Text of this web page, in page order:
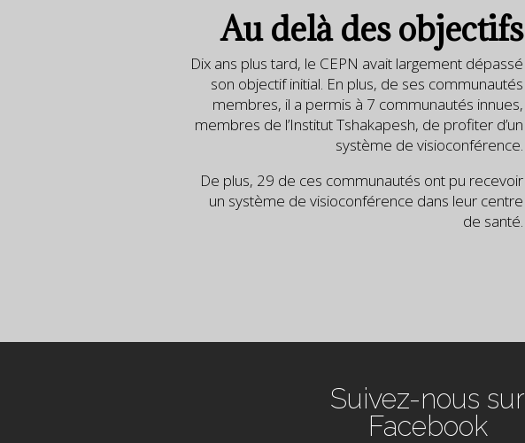
Au delà des objectifs
Dix ans plus tard, le CEPN avait largement dépassé
son objectif initial. En plus, de ses communautés
membres, il a permis à 7 communautés innues,
membres de l’Institut Tshakapesh, de profiter d’un
système de visioconférence.
De plus, 29 de ces communautés ont pu recevoir
un système de visioconférence dans leur centre
de santé.
Suivez-nous sur
Facebook